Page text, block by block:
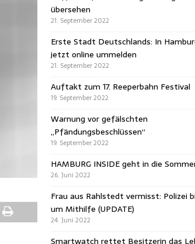
übersehen
21. September 2022
Erste Stadt Deutschlands: In
jetzt online ummelden
21. September 2022
Auftakt zum 17. Reeperbahn Festival
19. September 2022
Warnung vor gefälschten
„Pfändungsbeschlüssen“
19. September 2022
HAMBURG INSIDE geht in die
26. Juni 2022
Frau aus Rahlstedt vermisst: Polizei
um Mithilfe (UPDATE)
24. Juni 2022
Smartwatch rettet Besitzerin das